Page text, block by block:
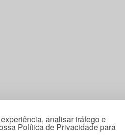
analisar tráfego e
Política de Privacidade para